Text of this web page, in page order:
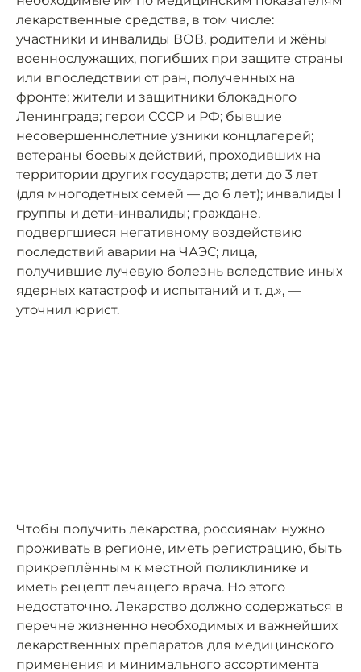
лекарственные средства, в том числе:
участники и инвалиды ВОВ, родители и жёны
военнослужащих, погибших при защите страны
или впоследствии от ран, полученных на
фронте; жители и защитники блокадного
Ленинграда; герои СССР и РФ; бывшие
несовершеннолетние узники концлагерей;
ветераны боевых действий, проходивших на
территории других государств; дети до 3 лет
(для многодетных семей — до 6 лет); инвалиды I
группы и дети-инвалиды; граждане,
подвергшиеся негативному воздействию
последствий аварии на ЧАЭС; лица,
получившие лучевую болезнь вследствие иных
ядерных катастроф и испытаний и т. д.», —
уточнил юрист.
Чтобы получить лекарства, россиянам нужно
проживать в регионе, иметь регистрацию, быть
прикреплённым к местной поликлинике и
иметь рецепт лечащего врача. Но этого
недостаточно. Лекарство должно содержаться в
перечне жизненно необходимых и важнейших
лекарственных препаратов для медицинского
применения и минимального ассортимента